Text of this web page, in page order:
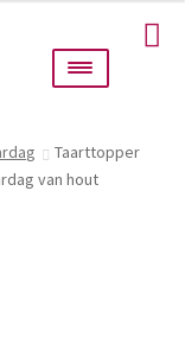
Taarttopper
van hout